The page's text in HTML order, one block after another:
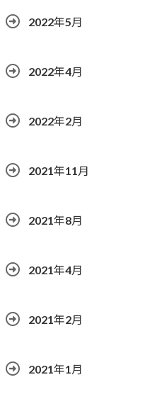
2022年5月
2022年4月
2022年2月
2021年11月
2021年8月
2021年4月
2021年2月
2021年1月